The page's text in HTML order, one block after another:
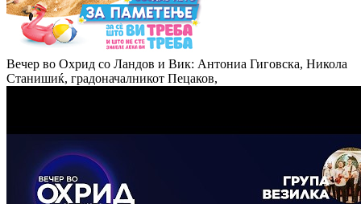
Вечер во Охрид со Ландов и Вик: Антониа Гиговска, Никола
Станишиќ, градоначалникот Пецаков,